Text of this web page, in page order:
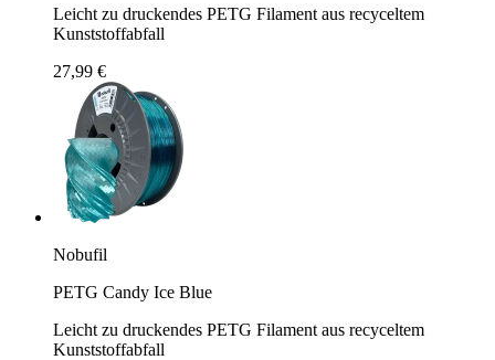
Leicht zu druckendes PETG Filament aus recyceltem
Kunststoffabfall
27,99 €
Nobufil
PETG Candy Ice Blue
Leicht zu druckendes PETG Filament aus recyceltem
Kunststoffabfall